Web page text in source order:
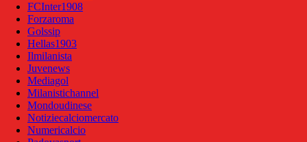
FCInter1908
Forzaroma
Golssip
Hellas1903
Ilmilanista
Juvenews
Mediagol
Milanistichannel
Mondoudinese
Notiziecalciomercato
Numericalcio